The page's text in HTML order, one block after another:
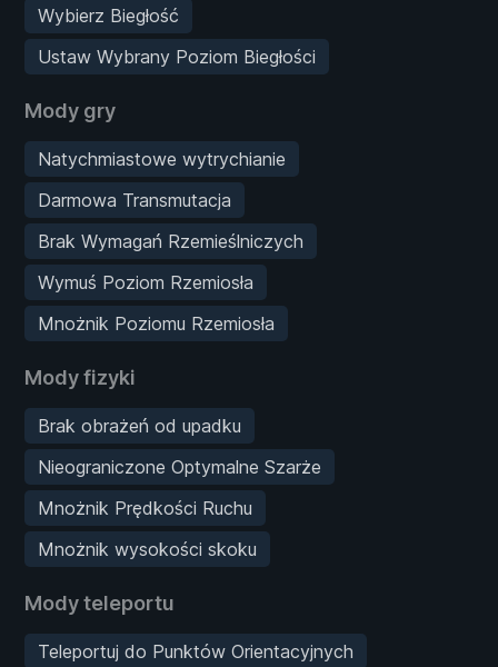
Wybierz Biegłość
Ustaw Wybrany Poziom Biegłości
Mody gry
Natychmiastowe wytrychianie
Darmowa Transmutacja
Brak Wymagań Rzemieślniczych
Wymuś Poziom Rzemiosła
Mnożnik Poziomu Rzemiosła
Mody fizyki
Brak obrażeń od upadku
Nieograniczone Optymalne Szarże
Mnożnik Prędkości Ruchu
Mnożnik wysokości skoku
Mody teleportu
Teleportuj do Punktów Orientacyjnych